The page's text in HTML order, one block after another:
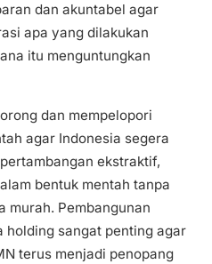
dan akuntabel agar
apa yang dilakukan
itu menguntungkan
dan mempelopori
agar Indonesia segera
ekstraktif,
bentuk mentah tanpa
murah. Pembangunan
holding sangat penting agar
terus menjadi penopang